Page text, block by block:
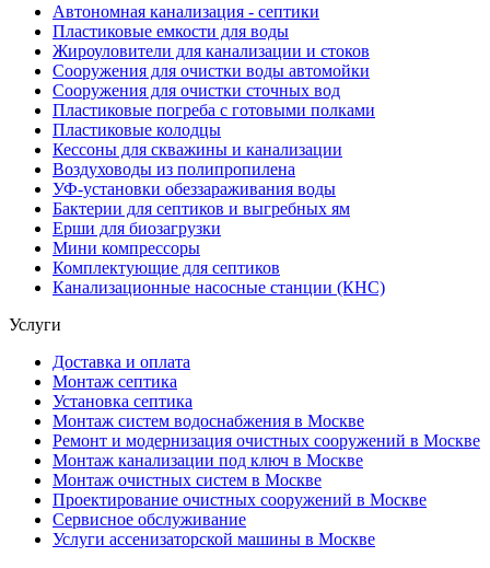
Автономная канализация - септики
Пластиковые емкости для воды
Жироуловители для канализации и стоков
Сооружения для очистки воды автомойки
Сооружения для очистки сточных вод
Пластиковые погреба с готовыми полками
Пластиковые колодцы
Кессоны для скважины и канализации
Воздуховоды из полипропилена
УФ-установки обеззараживания воды
Бактерии для септиков и выгребных ям
Ерши для биозагрузки
Мини компрессоры
Комплектующие для септиков
Канализационные насосные станции (КНС)
Услуги
Доставка и оплата
Монтаж септика
Установка септика
Монтаж систем водоснабжения в Москве
Ремонт и модернизация очистных сооружений в Москве
Монтаж канализации под ключ в Москве
Монтаж очистных систем в Москве
Проектирование очистных сооружений в Москве
Сервисное обслуживание
Услуги ассенизаторской машины в Москве